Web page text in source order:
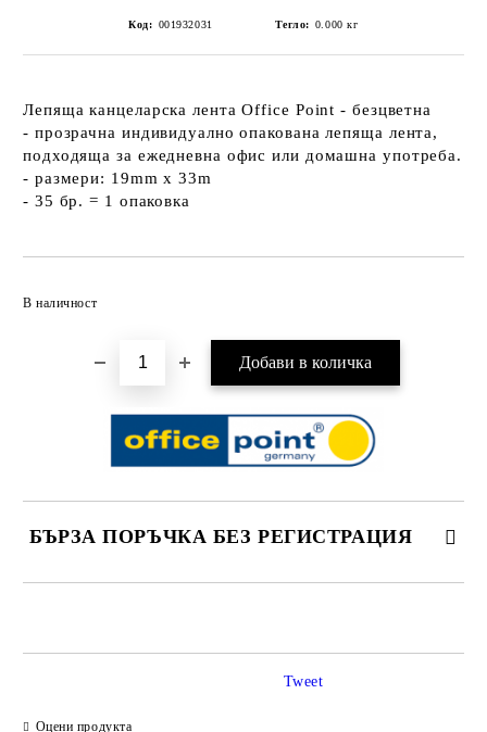
Код: 001932031 Тегло: 0.000 кг
Лепяща канцеларска лента Office Point - безцветна
- прозрачна индивидуално опакована лепяща лента,
подходяща за ежедневна офис или домашна употреба.
- размери: 19mm x 33m
- 35 бр. = 1 опаковка
В наличност
БЪРЗА ПОРЪЧКА БЕЗ РЕГИСТРАЦИЯ
Оцени продукта
Tweet